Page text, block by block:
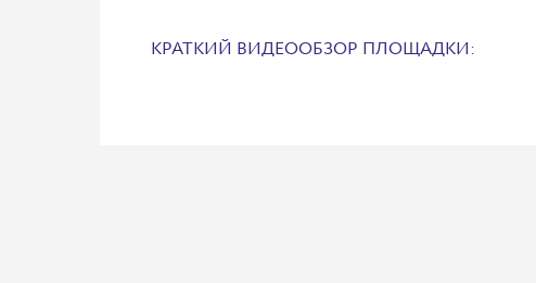
КРАТКИЙ ВИДЕООБЗОР ПЛОЩАДКИ: